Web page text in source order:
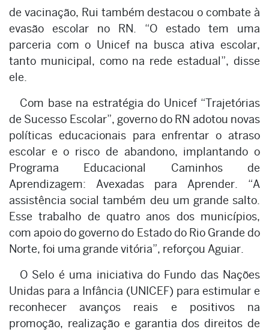
de vacinação, Rui também destacou o combate à
evasão escolar no RN. “O estado tem uma
parceria com o Unicef na busca ativa escolar,
tanto municipal, como na rede estadual”, disse
ele.
Com base na estratégia do Unicef “Trajetórias
de Sucesso Escolar”, governo do RN adotou novas
políticas educacionais para enfrentar o atraso
escolar e o risco de abandono, implantando o
Programa Educacional Caminhos de
Aprendizagem: Avexadas para Aprender. “A
assistência social também deu um grande salto.
Esse trabalho de quatro anos dos municípios,
com apoio do governo do Estado do Rio Grande do
Norte, foi uma grande vitória”, reforçou Aguiar.
O Selo é uma iniciativa do Fundo das Nações
Unidas para a Infância (UNICEF) para estimular e
reconhecer avanços reais e positivos na
promoção, realização e garantia dos direitos de